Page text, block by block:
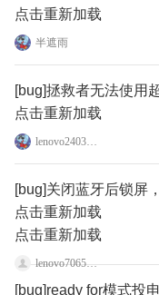
点击重新加载
半遮雨
[bug]拯救者无法使用
点击重新加载
lenovo24032750
[bug]关闭蓝牙后锁屏
点击重新加载
点击重新加载
lenovo70653220
[bug]ready for模式投